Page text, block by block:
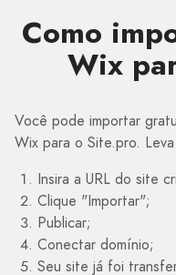
Como
Wix
Você pode importar
Wix para o Site.pro.
Insira a URL do site
Clique "Importar";
Publicar;
Conectar domínio;
Seu site já foi